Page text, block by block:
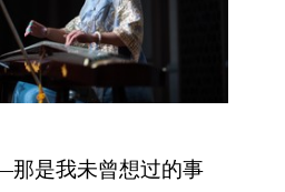
那是我未曾想过的事